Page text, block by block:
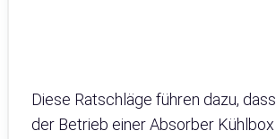
Diese Ratschläge führen dazu, dass
der Betrieb einer Absorber Kühlbox